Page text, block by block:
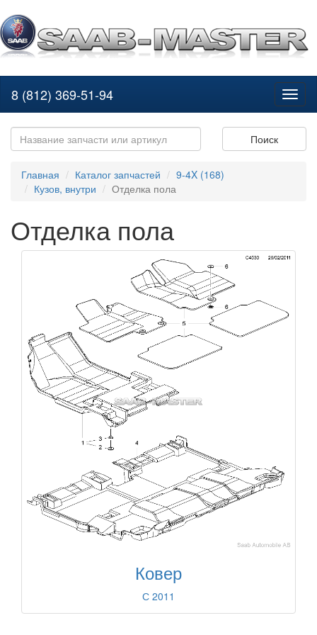
8 (812) 369-51-94
Поиск
Главная Каталог запчастей
9-4X (168)
Кузов, внутри
Отделка пола
Отделка пола
Ковер
С 2011